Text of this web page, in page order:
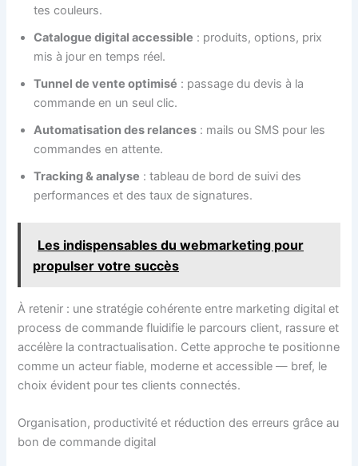
tes couleurs.
Catalogue digital accessible : produits, options, prix
mis à jour en temps réel.
Tunnel de vente optimisé : passage du devis à la
commande en un seul clic.
Automatisation des relances : mails ou SMS pour les
commandes en attente.
Tracking & analyse : tableau de bord de suivi des
performances et des taux de signatures.
Les indispensables du webmarketing pour
propulser votre succès
À retenir : une stratégie cohérente entre marketing digital et
process de commande fluidifie le parcours client, rassure et
accélère la contractualisation. Cette approche te positionne
comme un acteur fiable, moderne et accessible — bref, le
choix évident pour tes clients connectés.
Organisation, productivité et réduction des erreurs grâce au
bon de commande digital